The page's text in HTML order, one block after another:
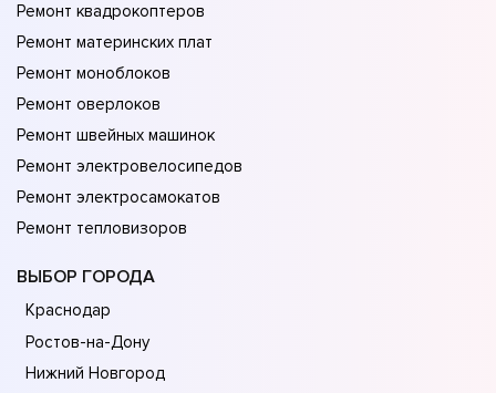
Ремонт квадрокоптеров
Ремонт материнских плат
Ремонт моноблоков
Ремонт оверлоков
Ремонт швейных машинок
Ремонт электровелосипедов
Ремонт электросамокатов
Ремонт тепловизоров
ВЫБОР ГОРОДА
Краснодар
Ростов-на-Дону
Нижний Новгород